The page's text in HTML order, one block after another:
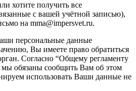
хотите получить все
с вашей учётной записью),
на mma@impersvet.ru.
персональные данные
Вы имеете право обратиться
Согласно “Общему регламенту
обязаны сообщить Вам об этом
использовать Ваши данные не